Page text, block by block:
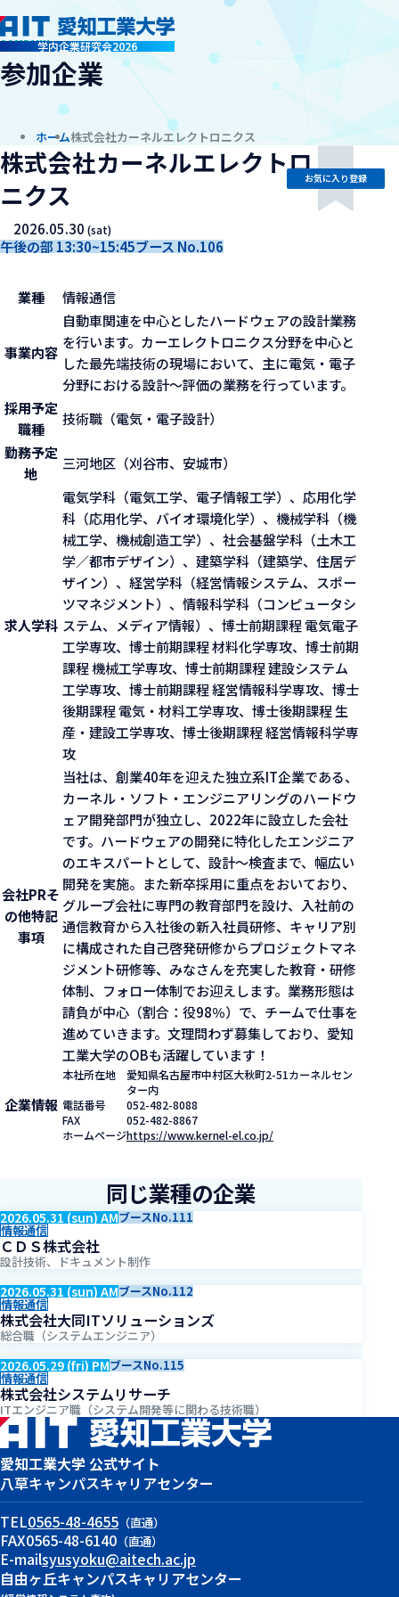
学内企業研究会2026
company
参加企業
ホーム株式会社カーネルエレクトロニクス
株式会社カーネルエレクトロ
ニクス
2026.05.30(sat)
午後の部 13:30~15:45ブース No.106
お気に入り登録
業種 情報通信
事業内容
自動車関連を中心としたハードウェアの設計業務
を行います。カーエレクトロニクス分野を中心と
した最先端技術の現場において、主に電気・電子
分野における設計〜評価の業務を行っています。
採用予定
職種
技術職（電気・電子設計）
勤務予定
地
三河地区（刈谷市、安城市）
求人学科
電気学科（電気工学、電子情報工学）、応用化学
科（応用化学、バイオ環境化学）、機械学科（機
械工学、機械創造工学）、社会基盤学科（土木工
学／都市デザイン）、建築学科（建築学、住居デ
ザイン）、経営学科（経営情報システム、スポー
ツマネジメント）、情報科学科（コンピュータシ
ステム、メディア情報）、博士前期課程 電気電子
工学専攻、博士前期課程 材料化学専攻、博士前期
課程 機械工学専攻、博士前期課程 建設システム
工学専攻、博士前期課程 経営情報科学専攻、博士
後期課程 電気・材料工学専攻、博士後期課程 生
産・建設工学専攻、博士後期課程 経営情報科学専
攻
会社PRそ
の他特記
事項
当社は、創業40年を迎えた独立系IT企業である、
カーネル・ソフト・エンジニアリングのハードウ
ェア開発部門が独立し、2022年に設立した会社
です。ハードウェアの開発に特化したエンジニア
のエキスパートとして、設計〜検査まで、幅広い
開発を実施。また新卒採用に重点をおいており、
グループ会社に専門の教育部門を設け、入社前の
通信教育から入社後の新入社員研修、キャリア別
に構成された自己啓発研修からプロジェクトマネ
ジメント研修等、みなさんを充実した教育・研修
体制、フォロー体制でお迎えします。業務形態は
請負が中心（割合：役98％）で、チームで仕事を
進めていきます。文理問わず募集しており、愛知
工業大学のOBも活躍しています！
企業情報
本社所在地
愛知県名古屋市中村区大秋町2-51カーネルセン
ター内
電話番号
052-482-8088
FAX
052-482-8867
ホームページhttps://www.kernel-el.co.jp/
同じ業種の企業
2026.05.31 (sun) AMブースNo.111
情報通信
ＣＤＳ株式会社
設計技術、ドキュメント制作
2026.05.31 (sun) AMブースNo.112
情報通信
株式会社大同ITソリューションズ
総合職（システムエンジニア）
2026.05.29 (fri) PMブースNo.115
情報通信
株式会社システムリサーチ
ITエンジニア職（システム開発等に関わる技術職）
愛知工業大学 公式サイト
八草キャンパスキャリアセンター
TEL0565-48-4655 （直通）
FAX0565-48-6140 （直通）
E-mailsyusyoku@aitech.ac.jp
自由ヶ丘キャンパスキャリアセンター